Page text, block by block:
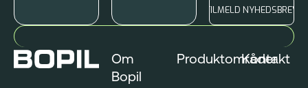
Om
Bopil
Produktområder
Kontakt